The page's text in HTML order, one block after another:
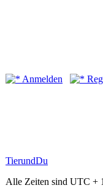
Anmelden
TierundDu
Alle Zeiten sind UTC +